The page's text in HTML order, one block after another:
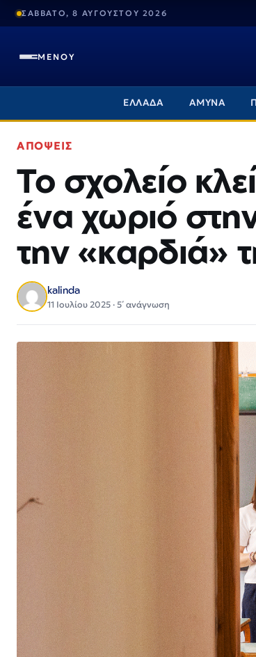
ΣΑΒΒΑΤΟ, 8 ΑΥΓΟΥΣΤΟΥ 2026
ΜΕΝΟΥ
ΕΛΛΑΔΑ ΑΜΥΝΑ
ΑΠΟΨΕΙΣ
Το σχολείο
ένα χωριό
την «καρδιά»
kalinda
11 Ιουλίου 2025 · 5΄ ανάγνωση